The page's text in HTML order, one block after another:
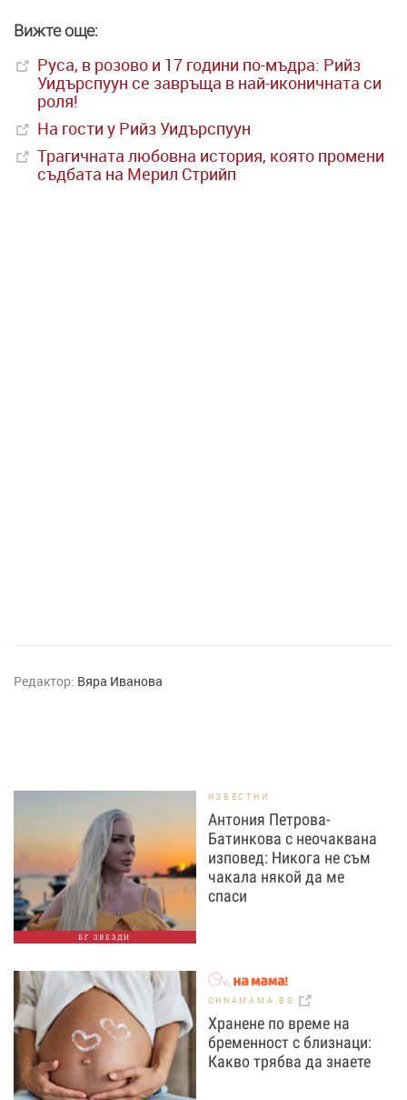
Вижте още:
Руса, в розово и 17 години по-мъдра: Рийз
Уидърспуун се завръща в най-иконичната си
роля!
На гости у Рийз Уидърспуун
Трагичната любовна история, която промени
съдбата на Мерил Стрийп
Редактор: Вяра Иванова
БГ ЗВЕЗДИ
ИЗВЕСТНИ
Антония Петрова-
Батинкова с неочаквана
изповед: Никога не съм
чакала някой да ме
спаси
OHNAMAMA.BG
Хранене по време на
бременност с близнаци:
Какво трябва да знаете